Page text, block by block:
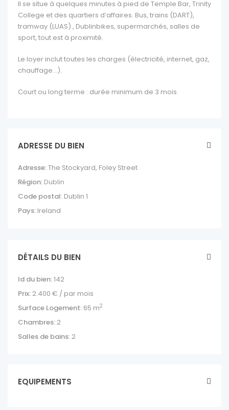
Il se situe à quelques minutes à pied de Temple Bar, Trinity
College et des quartiers d’affaires. Bus, trains (DART),
tramway (LUAS) , Dublinbikes, supermarchés, salles de
sport, tout est à proximité.
Le loyer inclut toutes les charges (électricité, internet, gaz,
chauffage…).
Court ou long terme : durée minimum de 3 mois.
ADRESSE DU BIEN
Adresse:The Stockyard, Foley Street
Région: Dublin
Code postal: Dublin 1
Pays: Ireland
DÉTAILS DU BIEN
Id du bien:142
Prix: 2.400 € / par mois
Surface Logement: 65 m2
Chambres: 2
Salles de bains: 2
EQUIPEMENTS